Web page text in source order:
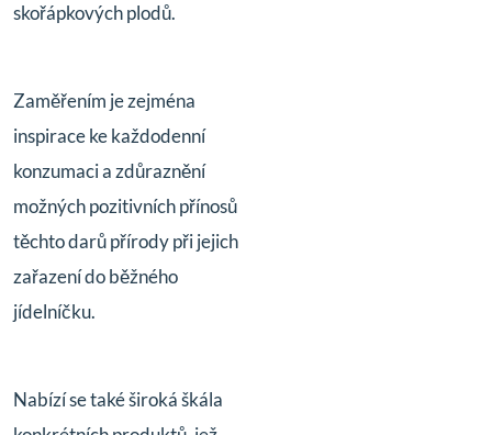
skořápkových plodů.
Zaměřením je zejména
inspirace ke každodenní
konzumaci a zdůraznění
možných pozitivních přínosů
těchto darů přírody při jejich
zařazení do běžného
jídelníčku.
Nabízí se také široká škála